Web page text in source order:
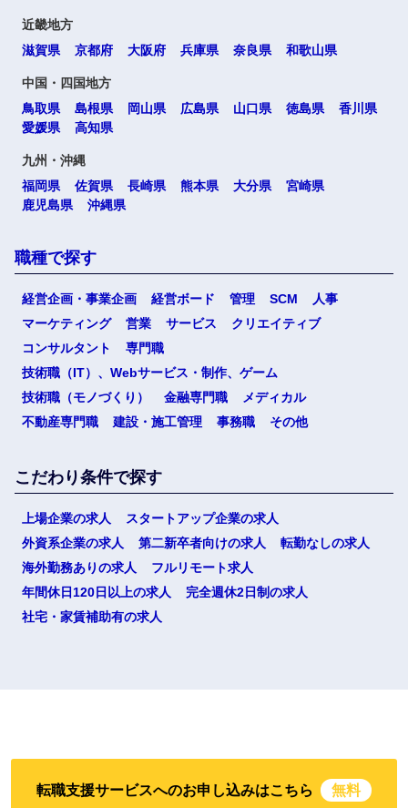
近畿地方
滋賀県
京都府 大阪府 兵庫県 奈良県 和歌山県
中国・四国地方
鳥取県
島根県 岡山県 広島県 山口県 徳島県
香川県
愛媛県
高知県
九州・沖縄
福岡県
佐賀県 長崎県 熊本県 大分県
宮崎県
鹿児島県
沖縄県
職種で探す
経営企画・事業企画 経営ボード 管理 SCM
人事
マーケティング
営業 サービス
クリエイティブ
コンサルタント
専門職
技術職（IT）、Webサービス・制作、ゲーム
技術職（モノづくり）
金融専門職
メディカル
不動産専門職
建設・施工管理 事務職 その他
こだわり条件で探す
上場企業の求人
スタートアップ企業の求人
外資系企業の求人
第二新卒者向けの求人
転勤なしの求人
海外勤務ありの求人
フルリモート求人
年間休日120日以上の求人
完全週休2日制の求人
社宅・家賃補助有の求人
転職支援サービスへのお申し込みはこちら 無料